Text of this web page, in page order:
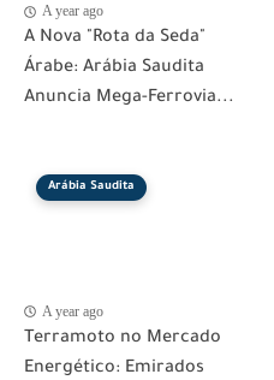
A year ago
​A Nova "Rota da Seda"
Árabe: Arábia Saudita
Anuncia Mega-Ferrovia...
Arábia Saudita
A year ago
Terramoto no Mercado
Energético: Emirados